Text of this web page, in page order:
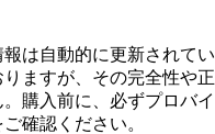
は自動的に更新されてい
ますが、その完全性や正
購入前に、必ずプロバイ
確認ください。